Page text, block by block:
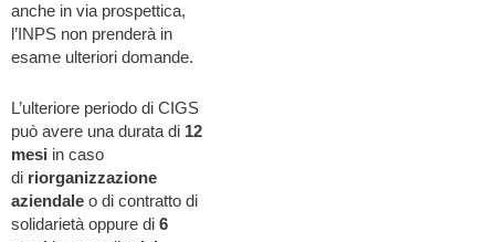
anche in via prospettica,
l’INPS non prenderà in
esame ulteriori domande.
L’ulteriore periodo di CIGS
può avere una durata di 12
mesi in caso
di riorganizzazione
aziendale o di contratto di
solidarietà oppure di 6